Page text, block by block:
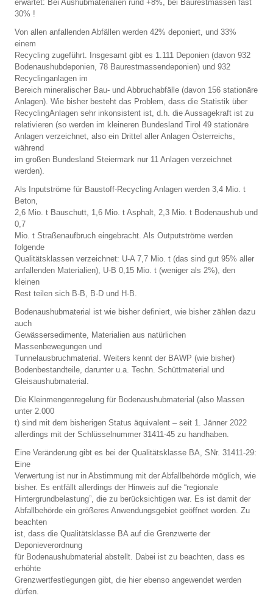
erwartet: Bei Aushubmaterialien rund +8%, bei Baurestmassen fast
30% !
Von allen anfallenden Abfällen werden 42% deponiert, und 33%
einem
Recycling zugeführt. Insgesamt gibt es 1.111 Deponien (davon 932
Bodenaushubdeponien, 78 Baurestmassendeponien) und 932
Recyclinganlagen im
Bereich mineralischer Bau- und Abbruchabfälle (davon 156 stationäre
Anlagen). Wie bisher besteht das Problem, dass die Statistik über
RecyclingAnlagen sehr inkonsistent ist, d.h. die Aussagekraft ist zu
relativieren (so werden im kleineren Bundesland Tirol 49 stationäre
Anlagen verzeichnet, also ein Drittel aller Anlagen Österreichs,
während
im großen Bundesland Steiermark nur 11 Anlagen verzeichnet
werden).
Als Inputströme für Baustoff-Recycling Anlagen werden 3,4 Mio. t
Beton,
2,6 Mio. t Bauschutt, 1,6 Mio. t Asphalt, 2,3 Mio. t Bodenaushub und
0,7
Mio. t Straßenaufbruch eingebracht. Als Outputströme werden
folgende
Qualitätsklassen verzeichnet: U-A 7,7 Mio. t (das sind gut 95% aller
anfallenden Materialien), U-B 0,15 Mio. t (weniger als 2%), den
kleinen
Rest teilen sich B-B, B-D und H-B.
Bodenaushubmaterial ist wie bisher definiert, wie bisher zählen dazu
auch
Gewässersedimente, Materialien aus natürlichen
Massenbewegungen und
Tunnelausbruchmaterial. Weiters kennt der BAWP (wie bisher)
Bodenbestandteile, darunter u.a. Techn. Schüttmaterial und
Gleisaushubmaterial.
Die Kleinmengenregelung für Bodenaushubmaterial (also Massen
unter 2.000
t) sind mit dem bisherigen Status äquivalent – seit 1. Jänner 2022
allerdings mit der Schlüsselnummer 31411-45 zu handhaben.
Eine Veränderung gibt es bei der Qualitätsklasse BA, SNr. 31411-29:
Eine
Verwertung ist nur in Abstimmung mit der Abfallbehörde möglich, wie
bisher. Es entfällt allerdings der Hinweis auf die “regionale
Hintergrundbelastung”, die zu berücksichtigen war. Es ist damit der
Abfallbehörde ein größeres Anwendungsgebiet geöffnet worden. Zu
beachten
ist, dass die Qualitätsklasse BA auf die Grenzwerte der
Deponieverordnung
für Bodenaushubmaterial abstellt. Dabei ist zu beachten, dass es
erhöhte
Grenzwertfestlegungen gibt, die hier ebenso angewendet werden
dürfen.